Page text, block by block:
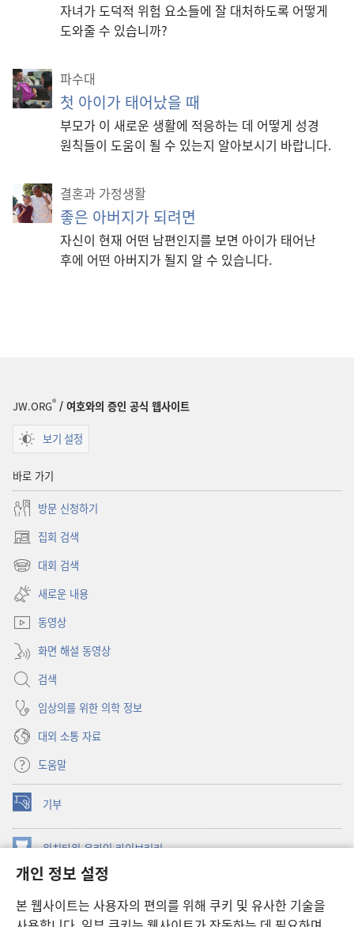
개인 정보 설정
본 웹사이트는 사용자의 편의를 위해 쿠키 및 유사한 기술을
자녀가 도덕적 위험 요소들에 잘 대처하도록 어떻게
도와줄 수 있습니까?
파수대
첫 아이가 태어났을 때
부모가 이 새로운 생활에 적응하는 데 어떻게 성경
원칙들이 도움이 될 수 있는지 알아보시기 바랍니다.
결혼과 가정생활
좋은 아버지가 되려면
자신이 현재 어떤 남편인지를 보면 아이가 태어난
후에 어떤 아버지가 될지 알 수 있습니다.
JW.ORG® / 여호와의 증인 공식 웹사이트
보기 설정
바로 가기
방문 신청하기
집회 검색
(새로운
창
대회 검색
(새로운
창
열기)
새로운 내용
동영상
화면 해설 동영상
검색
임상의를 위한 의학 정보
대외 소통 자료
도움말
기부
(새로운
창
열기) 워치타워 온라인 라이브러리
창
JW Hub ®
창
JW 라이브러리